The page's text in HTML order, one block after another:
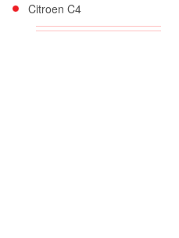
Citroen C4